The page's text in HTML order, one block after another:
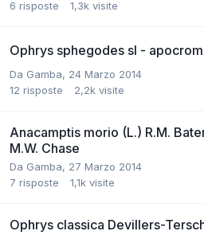
6 risposte 1,3k visite
Ophrys sphegodes sl -
Da Gamba, 24 Marzo 2014
12 risposte 2,2k visite
Anacamptis morio (L.) R.M.
M.W. Chase
Da Gamba, 27 Marzo 2014
7 risposte 1,1k visite
Ophrys classica Devillers-